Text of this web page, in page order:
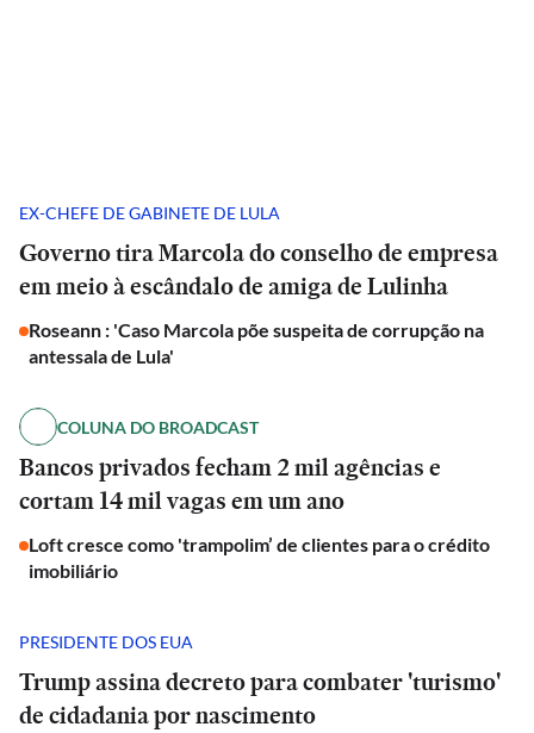
EX-CHEFE DE GABINETE DE LULA
Governo tira Marcola do conselho de empresa
em meio à escândalo de amiga de Lulinha
Roseann : 'Caso Marcola põe suspeita de corrupção na
antessala de Lula'
COLUNA DO BROADCAST
Bancos privados fecham 2 mil agências e
cortam 14 mil vagas em um ano
Loft cresce como 'trampolim’ de clientes para o crédito
imobiliário
PRESIDENTE DOS EUA
Trump assina decreto para combater 'turismo'
de cidadania por nascimento